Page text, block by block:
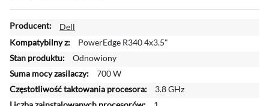
W
i
c
e
j
i
Dell
PowerEdge R340 4x3.5"
Odnowiony
700 W
3.8 GHz